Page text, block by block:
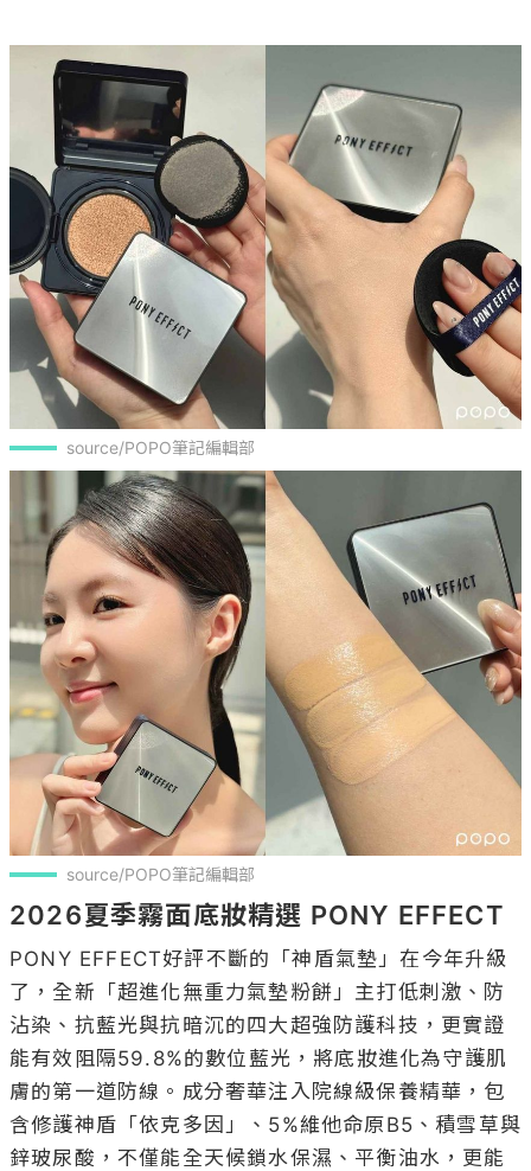
source/POPO筆記編輯部
source/POPO筆記編輯部
2026夏季霧面底妝精選 PONY EFFECT
PONY EFFECT好評不斷的「神盾氣墊」在今年升級
了，全新「超進化無重力氣墊粉餅」主打低刺激、防
沾染、抗藍光與抗暗沉的四大超強防護科技，更實證
能有效阻隔59.8%的數位藍光，將底妝進化為守護肌
膚的第一道防線。成分奢華注入院線級保養精華，包
含修護神盾「依克多因」、5%維他命原B5、積雪草與
鋅玻尿酸，不僅能全天候鎖水保濕、平衡油水，更能